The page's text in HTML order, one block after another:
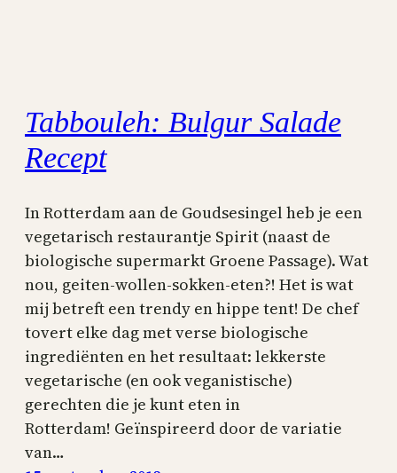
Tabbouleh: Bulgur Salade
Recept
In Rotterdam aan de Goudsesingel heb je een
vegetarisch restaurantje Spirit (naast de
biologische supermarkt Groene Passage). Wat
nou, geiten-wollen-sokken-eten?! Het is wat
mij betreft een trendy en hippe tent! De chef
tovert elke dag met verse biologische
ingrediënten en het resultaat: lekkerste
vegetarische (en ook veganistische)
gerechten die je kunt eten in
Rotterdam! Geïnspireerd door de variatie
van…